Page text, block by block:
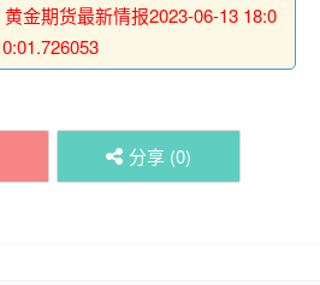
黄金期货最新情报2023-06-13 18:0
0:01.726053
分享 (0)